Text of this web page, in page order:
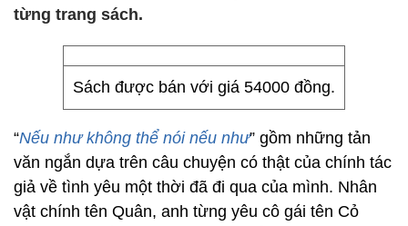
từng trang sách.
Sách được bán với giá 54000 đồng.
“Nếu như không thể nói nếu như” gồm những tản
văn ngắn dựa trên câu chuyện có thật của chính tác
giả về tình yêu một thời đã đi qua của mình. Nhân
vật chính tên Quân, anh từng yêu cô gái tên Cỏ